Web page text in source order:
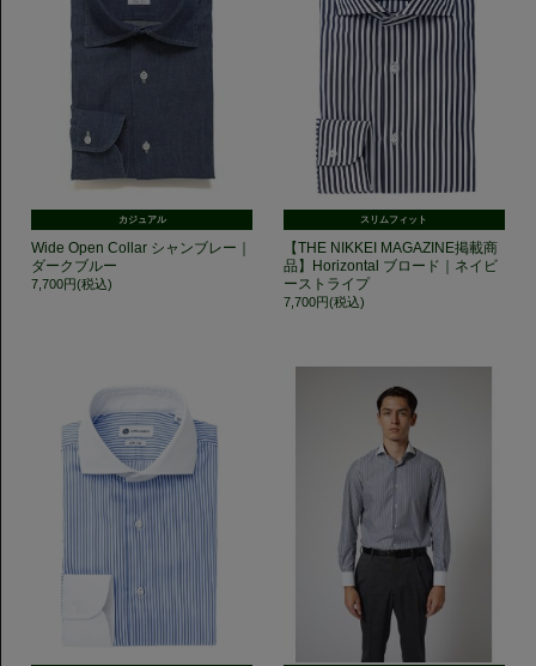
カジュアル
Wide Open Collar シャンブレー｜
ダークブルー
7,700円(税込)
スリムフィット
【THE NIKKEI MAGAZINE掲載商
品】Horizontal ブロード｜ネイビ
ーストライプ
7,700円(税込)